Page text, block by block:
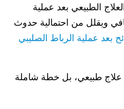
الطبيعي بعد عملية
ويقلل من احتمالية حدوث
بعد عملية الرباط الصليبي
علاج طبيعي، بل خطة شاملة